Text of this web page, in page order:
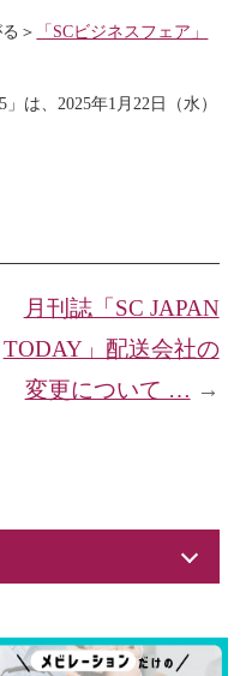
＞
「SCビジネスフェア」
は、2025年1月22日（水）
月刊誌「SC JAPAN
TODAY」配送会社の
変更について … →